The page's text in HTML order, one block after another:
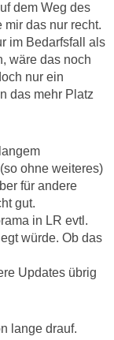
dem Weg des
das nur recht.
im Bedarfsfall als
wäre das noch
nur ein
das mehr Platz
ohne weiteres)
für andere
gut.
in LR evtl.
würde. Ob das
Updates übrig
lange drauf.